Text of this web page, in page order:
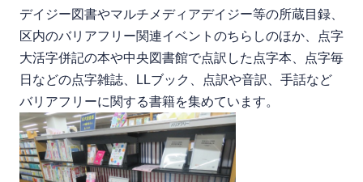
デイジー図書やマルチメディアデイジー等の所蔵目録、
区内のバリアフリー関連イベントのちらしのほか、点字
大活字併記の本や中央図書館で点訳した点字本、点字毎
日などの点字雑誌、LLブック、点訳や音訳、手話など
バリアフリーに関する書籍を集めています。